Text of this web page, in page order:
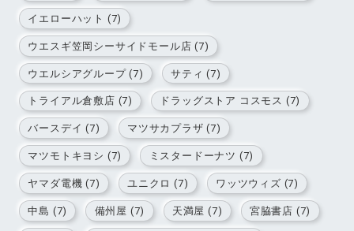
イエローハット (7)
ウエスギ笠岡シーサイドモール店 (7)
ウエルシアグループ (7) サティ (7)
トライアル倉敷店 (7) ドラッグストア コスモス (7)
バースデイ (7) マツサカプラザ (7)
マツモトキヨシ (7) ミスタードーナツ (7)
ヤマダ電機 (7) ユニクロ (7) ワッツウィズ (7)
中島 (7) 備州屋 (7) 天満屋 (7) 宮脇書店 (7)